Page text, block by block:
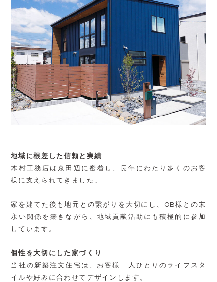
地域に根差した信頼と実績
木村工務店は京田辺に密着し、長年にわたり多くのお客
様に支えられてきました。
家を建てた後も地元との繋がりを大切にし、OB様との末
永い関係を築きながら、地域貢献活動にも積極的に参加
しています。
個性を大切にした家づくり
当社の新築注文住宅は、お客様一人ひとりのライフスタ
イルや好みに合わせてデザインします。